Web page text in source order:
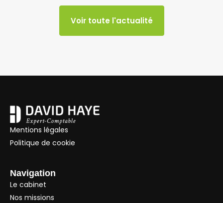
Voir toute l'actualité
Mentions légales
Politique de cookie
Navigation
Le cabinet
Nos missions